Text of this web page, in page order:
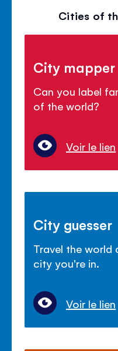
Cities of
City mapper
Can you label
of the world?
Voir le lien
City guesser
Travel the world
city you're in.
Voir le lien